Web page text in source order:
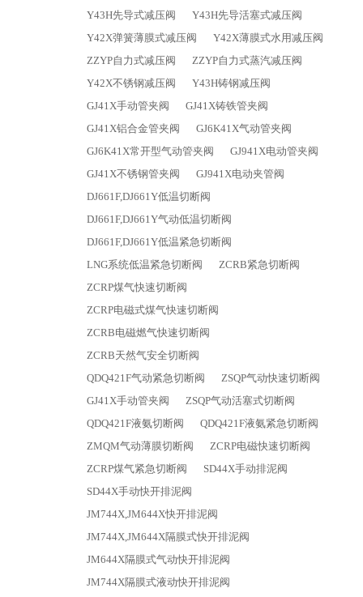
Y43H先导式减压阀
Y43H先导活塞式减压阀
Y42X弹簧薄膜式减压阀
Y42X薄膜式水用减压阀
ZZYP自力式减压阀
ZZYP自力式蒸汽减压阀
Y42X不锈钢减压阀
Y43H铸钢减压阀
GJ41X手动管夹阀
GJ41X铸铁管夹阀
GJ41X铝合金管夹阀
GJ6K41X气动管夹阀
GJ6K41X常开型气动管夹阀
GJ941X电动管夹阀
GJ41X不锈钢管夹阀
GJ941X电动夹管阀
DJ661F,DJ661Y低温切断阀
DJ661F,DJ661Y气动低温切断阀
DJ661F,DJ661Y低温紧急切断阀
LNG系统低温紧急切断阀
ZCRB紧急切断阀
ZCRP煤气快速切断阀
ZCRP电磁式煤气快速切断阀
ZCRB电磁燃气快速切断阀
ZCRB天然气安全切断阀
QDQ421F气动紧急切断阀
ZSQP气动快速切断阀
GJ41X手动管夹阀
ZSQP气动活塞式切断阀
QDQ421F液氨切断阀
QDQ421F液氨紧急切断阀
ZMQM气动薄膜切断阀
ZCRP电磁快速切断阀
ZCRP煤气紧急切断阀
SD44X手动排泥阀
SD44X手动快开排泥阀
JM744X,JM644X快开排泥阀
JM744X,JM644X隔膜式快开排泥阀
JM644X隔膜式气动快开排泥阀
JM744X隔膜式液动快开排泥阀